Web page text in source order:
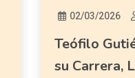
02/03/2026
Teófilo
su Carrera,